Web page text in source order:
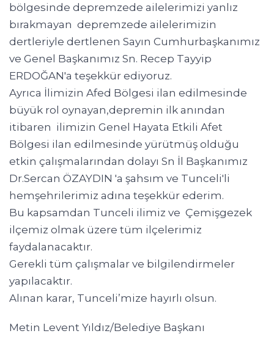
bölgesinde depremzede ailelerimizi yanlız
bırakmayan depremzede ailelerimizin
dertleriyle dertlenen Sayın Cumhurbaşkanımız
ve Genel Başkanımız Sn. Recep Tayyip
ERDOĞAN'a teşekkür ediyoruz.
Ayrıca İlimizin Afed Bölgesi ilan edilmesinde
büyük rol oynayan,depremin ilk anından
itibaren ilimizin Genel Hayata Etkili Afet
Bölgesi ilan edilmesinde yürütmüş olduğu
etkin çalışmalarından dolayı Sn İl Başkanımız
Dr.Sercan ÖZAYDIN 'a şahsım ve Tunceli'li
hemşehrilerimiz adına teşekkür ederim.
Bu kapsamdan Tunceli ilimiz ve Çemişgezek
ilçemiz olmak üzere tüm ilçelerimiz
faydalanacaktır.
Gerekli tüm çalışmalar ve bilgilendirmeler
yapılacaktır.
Alınan karar, Tunceli’mize hayırlı olsun.
Metin Levent Yıldız/Belediye Başkanı